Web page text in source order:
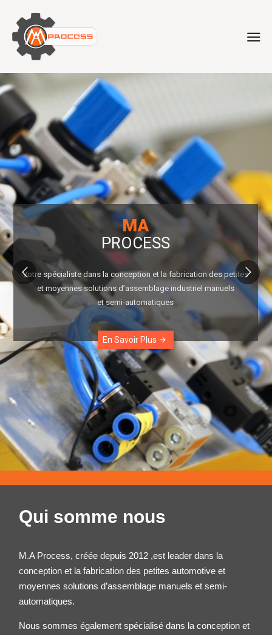
MA
PROCESS
Votre spécialiste dans la conception et la fabrication des petites
et moyennes solutions d’assemblage industriel manuels
et semi-automatiques
En Savoir Plus arrow_forward
Qui somme nous
M.A Process, créée depuis 2012 ,est leader dans la
conception et la fabrication des petitesautomotive et
moyennes solutions d’assemblage manuels et semi-
automatiques.
Nous sommes également spécialisé dans la conception et